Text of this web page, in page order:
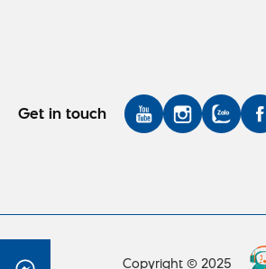
Get in touch
Copyright © 2025